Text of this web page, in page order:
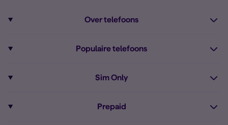
Over telefoons
Alle telefoons
Populaire telefoons
iPhone 16
Sim Only
Prepaid